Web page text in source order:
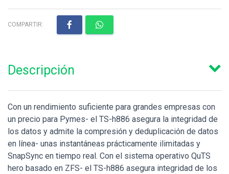
COMPARTIR:
Descripción
Con un rendimiento suficiente para grandes empresas con
un precio para Pymes- el TS-h886 asegura la integridad de
los datos y admite la compresión y deduplicación de datos
en línea- unas instantáneas prácticamente ilimitadas y
SnapSync en tiempo real. Con el sistema operativo QuTS
hero basado en ZFS- el TS-h886 asegura integridad de los